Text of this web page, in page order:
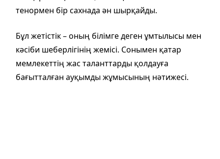
тенормен бір сахнада ән шырқайды.
Бұл жетістік – оның білімге деген ұмтылысы мен
кәсіби шеберлігінің жемісі. Сонымен қатар
мемлекеттің жас таланттарды қолдауға
бағытталған ауқымды жұмысының нәтижесі.